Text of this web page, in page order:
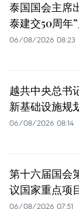
泰国国会主席
泰建交50周年
06/08/2026 08:23
越共中央总书
新基础设施规
06/08/2026 08:14
第十六届国会
议国家重点项
06/08/2026 07:51